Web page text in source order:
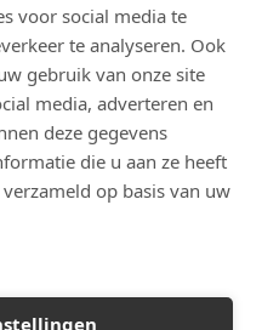
voor social media te
te analyseren. Ook
gebruik van onze site
media, adverteren en
deze gegevens
die u aan ze heeft
op basis van uw